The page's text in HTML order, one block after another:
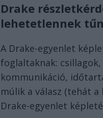
Drake
lehetetlennek
A Drake-egyenlet
foglaltaknak:
kommunikáció,
múlik a válasz (tehát
Drake-egyenlet